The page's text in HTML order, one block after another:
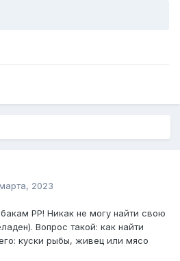
2023
РР! Никак не могу найти свою
Вопрос такой: как найти
куски рыбы, живец или мясо